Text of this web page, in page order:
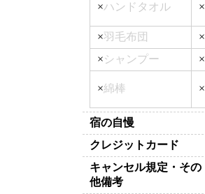
×ハンドタオル ×
×羽毛布団 ×
×シャンプー ×
×綿棒 ×
宿の自慢
クレジットカード
キャンセル規定・その
他備考